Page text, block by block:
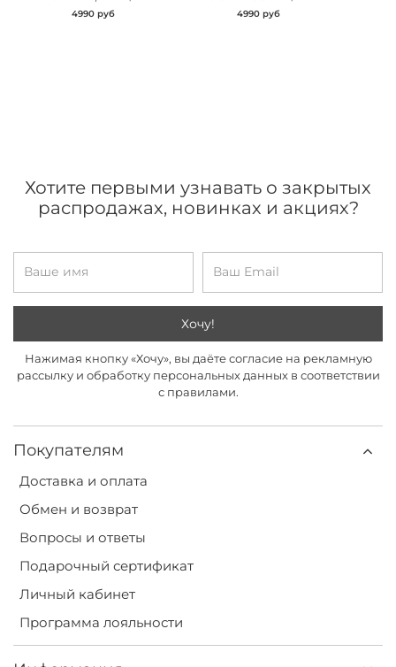
4990 руб
4990 руб
Покупателям
Доставка и оплата
Обмен и возврат
Вопросы и ответы
Подарочный сертификат
Личный кабинет
Программа лояльности
Хотите первыми узнавать о закрытых
распродажах, новинках и акциях?
Хочу!
Нажимая кнопку «Хочу», вы даёте согласие на рекламную
рассылку и обработку персональных данных в соответствии
с правилами.